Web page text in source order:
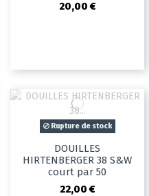
20,00 €
Rupture de stock
DOUILLES
HIRTENBERGER 38 S&W
court par 50
22,00 €